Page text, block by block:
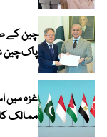
چین کے
پاک چین
ممالک